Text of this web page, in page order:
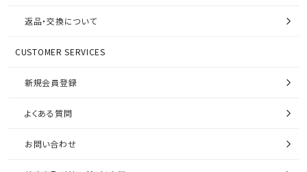
返品・交換について
CUSTOMER SERVICES
新規会員登録
よくある質問
お問い合わせ